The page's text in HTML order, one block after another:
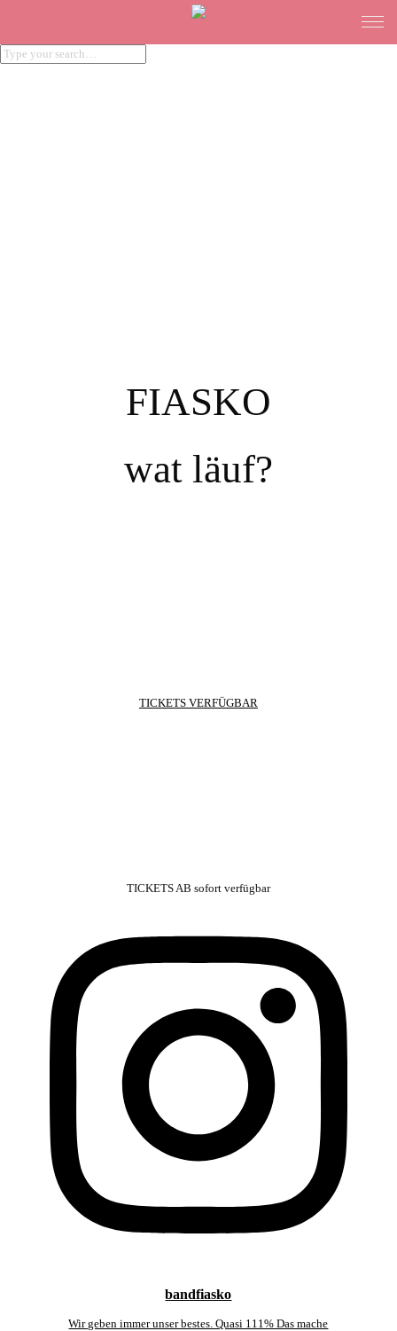
FIASKO
wat läuf?
TICKETS VERFÜGBAR
TICKETS AB sofort verfügbar
bandfiasko
Wir geben immer unser bestes. Quasi 111% Das mache